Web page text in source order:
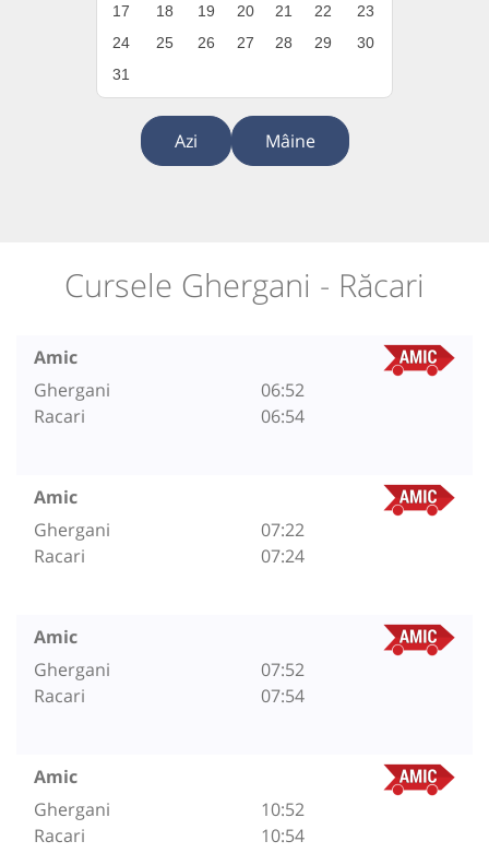
17
18 19 20 21 22
23
24
25 26 27 28 29
30
31
Azi Mâine
Cursele Ghergani - Răcari
Amic
Ghergani
Racari
06:52
06:54
Amic
Ghergani
Racari
07:22
07:24
Amic
Ghergani
Racari
07:52
07:54
Amic
Ghergani
Racari
10:52
10:54